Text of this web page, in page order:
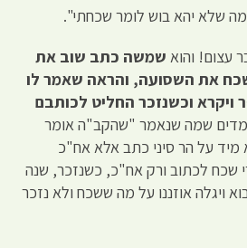
שלא יהא בוש לומר שכחתי".
עצום! והוא שמשה כתב שוב את
את השסועה, והראה שאמר לו
ויקרא וכשנזכר החליט לכותבם
שמה שנאמר "שהקב"ה אומר
על הר סיני כתב אלא אח"כ
שכח לכתוב ורק אח"כ, כשנזכר, שנה
ויגלה אוזננו על מה ששכח ולא נזכר